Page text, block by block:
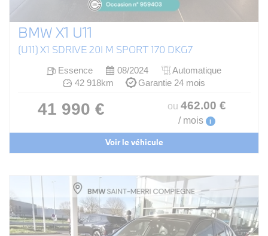
BMW X1 U11
(U11) X1 SDRIVE 20I M SPORT 170 DKG7
Essence 08/2024
Automatique
42 918km
Garantie 24 mois
41 990 € ou 462.00 €
/ mois i
Voir le véhicule